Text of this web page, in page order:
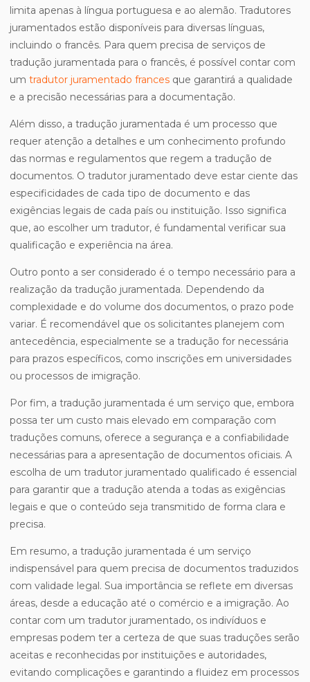
limita apenas à língua portuguesa e ao alemão. Tradutores
juramentados estão disponíveis para diversas línguas,
incluindo o francês. Para quem precisa de serviços de
tradução juramentada para o francês, é possível contar com
um tradutor juramentado frances que garantirá a qualidade
e a precisão necessárias para a documentação.
Além disso, a tradução juramentada é um processo que
requer atenção a detalhes e um conhecimento profundo
das normas e regulamentos que regem a tradução de
documentos. O tradutor juramentado deve estar ciente das
especificidades de cada tipo de documento e das
exigências legais de cada país ou instituição. Isso significa
que, ao escolher um tradutor, é fundamental verificar sua
qualificação e experiência na área.
Outro ponto a ser considerado é o tempo necessário para a
realização da tradução juramentada. Dependendo da
complexidade e do volume dos documentos, o prazo pode
variar. É recomendável que os solicitantes planejem com
antecedência, especialmente se a tradução for necessária
para prazos específicos, como inscrições em universidades
ou processos de imigração.
Por fim, a tradução juramentada é um serviço que, embora
possa ter um custo mais elevado em comparação com
traduções comuns, oferece a segurança e a confiabilidade
necessárias para a apresentação de documentos oficiais. A
escolha de um tradutor juramentado qualificado é essencial
para garantir que a tradução atenda a todas as exigências
legais e que o conteúdo seja transmitido de forma clara e
precisa.
Em resumo, a tradução juramentada é um serviço
indispensável para quem precisa de documentos traduzidos
com validade legal. Sua importância se reflete em diversas
áreas, desde a educação até o comércio e a imigração. Ao
contar com um tradutor juramentado, os indivíduos e
empresas podem ter a certeza de que suas traduções serão
aceitas e reconhecidas por instituições e autoridades,
evitando complicações e garantindo a fluidez em processos